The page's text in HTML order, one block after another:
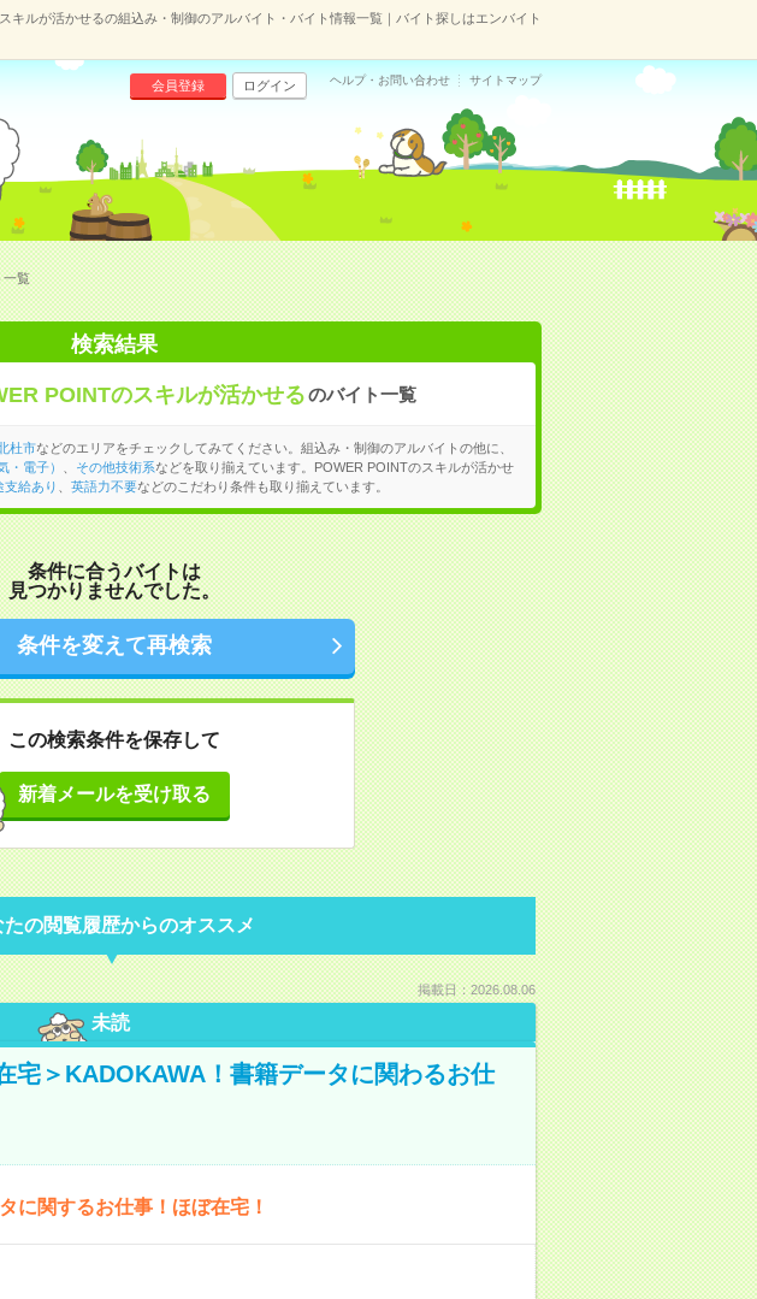
キルが活かせるの組込み・制御のアルバイト・バイト情報一覧｜バイト探しはエンバイト
会員登録 ログイン ヘルプ・お問い合わせ サイトマップ
一覧
検索結果
POINTのスキルが活かせるのバイト一覧
杜市などのエリアをチェックしてみてください。組込み・制御のアルバイトの他に、
・電子） その他技術系などを取り揃えています。POWER POINTのスキルが活かせ
支給あり 英語力不要などのこだわり条件も取り揃えています。
条件に合うバイトは
見つかりませんでした。
条件を変えて再検索
この検索条件を保存して
新着メールを受け取る
たの閲覧履歴からのオススメ
掲載日：2026.08.06
未読
宅＞KADOKAWA！書籍データに関わるお仕
に関するお仕事！ほぼ在宅！